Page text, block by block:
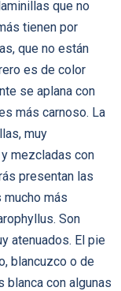
que no
tienen por
que no están
es de color
se aplana con
más carnoso. La
muy
mezcladas con
presentan las
más
Son
atenuados. El pie
blancuzco o de
blanca con algunas